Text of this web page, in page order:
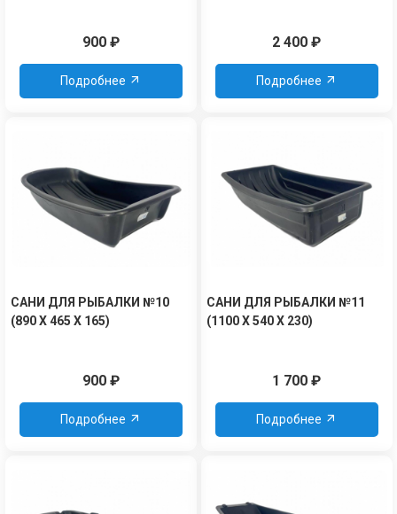
900₽
Подробнее
2 400 ₽
Подробнее
САНИ ДЛЯ РЫБАЛКИ №10
(890 Х 465 Х 165)
900₽
Подробнее
САНИ ДЛЯ РЫБАЛКИ №11
(1100 Х 540 Х 230)
1 700 ₽
Подробнее